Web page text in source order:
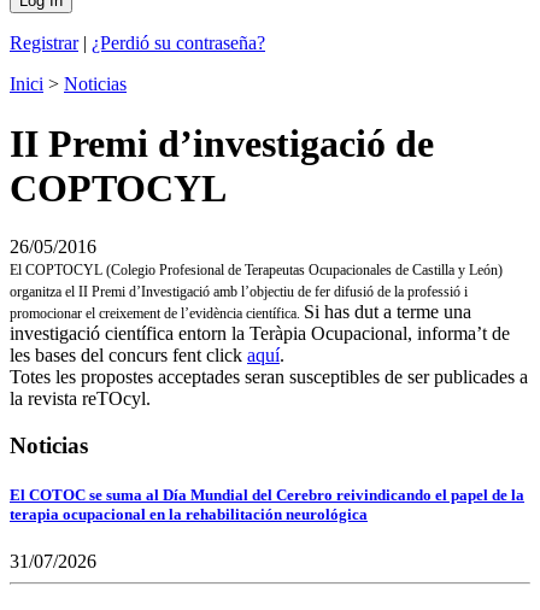
Registrar| ¿Perdió su contraseña?
Inici > Noticias
II Premi d’investigació de
COPTOCYL
26/05/2016
El COPTOCYL (Colegio Profesional de Terapeutas Ocupacionales de Castilla y León)
organitza el II Premi d’Investigació amb l’objectiu de fer difusió de la professió i
promocionar el creixement de l’evidència científica. Si has dut a terme una
investigació científica entorn la Teràpia Ocupacional, informa’t de
les bases del concurs fent click aquí.
Totes les propostes acceptades seran susceptibles de ser publicades a
la revista reTOcyl.
Noticias
El COTOC se suma al Día Mundial del Cerebro reivindicando el papel de la
terapia ocupacional en la rehabilitación neurológica
31/07/2026